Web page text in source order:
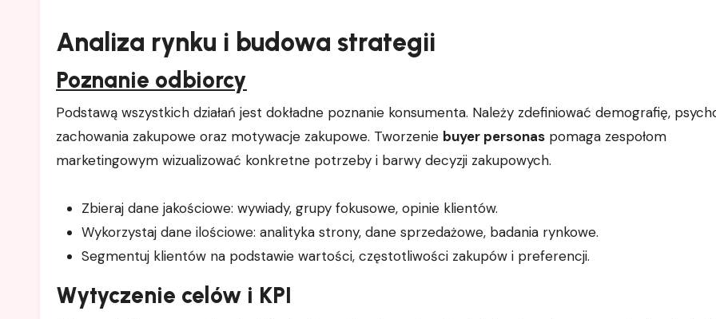
Analiza rynku i budowa strategii
Poznanie odbiorcy
Podstawą wszystkich działań jest dokładne poznanie konsumenta. Należy zdefiniować demografię,
zachowania zakupowe oraz motywacje zakupowe. Tworzenie buyer personas pomaga zespołom
marketingowym wizualizować konkretne potrzeby i barwy decyzji zakupowych.
Zbieraj dane jakościowe: wywiady, grupy fokusowe, opinie klientów.
Wykorzystaj dane ilościowe: analityka strony, dane sprzedażowe, badania rynkowe.
Segmentuj klientów na podstawie wartości, częstotliwości zakupów i preferencji.
Wytyczenie celów i KPI